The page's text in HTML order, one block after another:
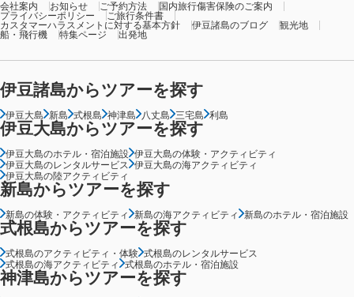
会社案内 お知らせ ご予約方法
国内旅行傷害保険のご案内
プライバシーポリシー
ご旅行条件書
カスタマーハラスメントに対する基本方針
伊豆諸島のブログ
観光地
船・飛行機
特集ページ 出発地
伊豆諸島からツアーを探す
伊豆大島 新島 式根島 神津島 八丈島 三宅島 利島
伊豆大島からツアーを探す
伊豆大島のホテル・宿泊施設 伊豆大島の体験・アクティビティ
伊豆大島のレンタルサービス 伊豆大島の海アクティビティ
伊豆大島の陸アクティビティ
新島からツアーを探す
新島の体験・アクティビティ 新島の海アクティビティ 新島のホテル・宿泊施設
式根島からツアーを探す
式根島のアクティビティ・体験 式根島のレンタルサービス
式根島の海アクティビティ
式根島のホテル・宿泊施設
神津島からツアーを探す